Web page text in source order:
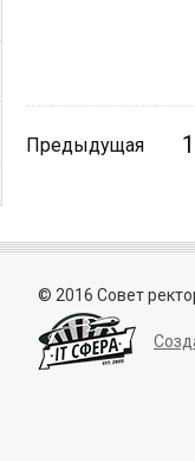
Предыдущая 1
© 2016 Совет